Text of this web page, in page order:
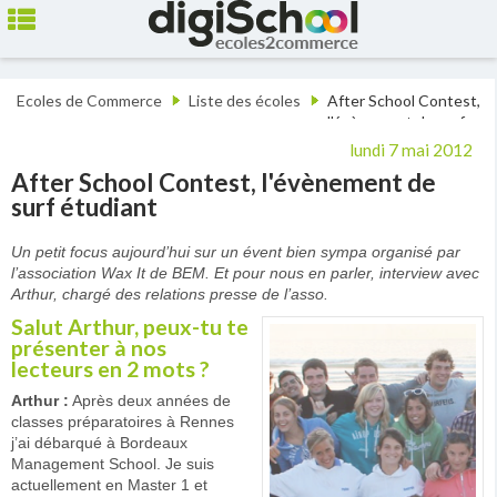
Ecoles de Commerce Liste des écoles
After School Contest,
l'évènement de surf
lundi 7 mai 2012
After School Contest, l'évènement de
surf étudiant
Un petit focus aujourd’hui sur un évent bien sympa organisé par
l’association Wax It de BEM. Et pour nous en parler, interview avec
Arthur, chargé des relations presse de l’asso.
Salut Arthur, peux-tu te
présenter à nos
lecteurs en 2 mots ?
Arthur : Après deux années de
classes préparatoires à Rennes
j’ai débarqué à Bordeaux
Management School. Je suis
actuellement en Master 1 et